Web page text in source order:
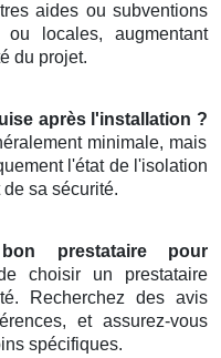
aides ou subventions
ou locales, augmentant
du projet.
après l'installation ?
minimale, mais
l'état de l'isolation
sa sécurité.
prestataire pour
choisir un prestataire
Recherchez des avis
et assurez-vous
spécifiques.